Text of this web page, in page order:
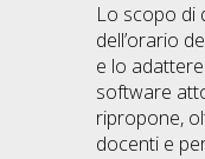
Lo scopo di
dell’orario
e lo
software
ripropone,
docenti e